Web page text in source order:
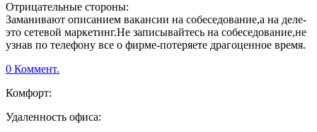
Отрицательные стороны:
Заманивают описанием вакансии на собеседование,а на деле-
это сетевой маркетинг.Не записывайтесь на собеседование,не
узнав по телефону все о фирме-потеряете драгоценное время.
0 Коммент.
Комфорт:
Удаленность офиса: